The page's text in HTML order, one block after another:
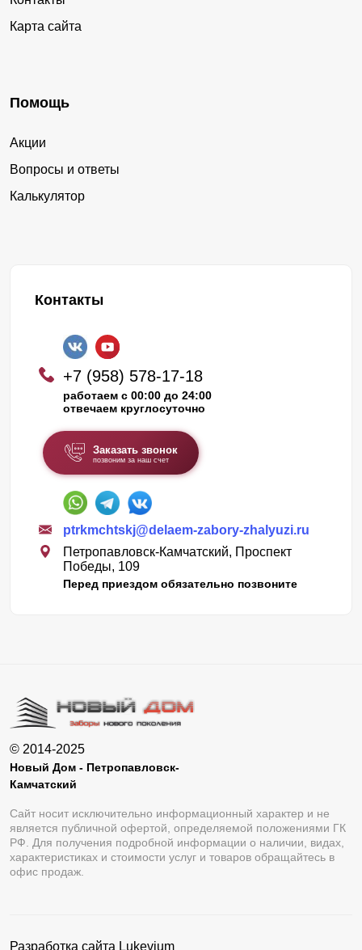
Карта сайта
Помощь
Акции
Вопросы и ответы
Калькулятор
Контакты
+7 (958) 578-17-18
работаем с 00:00 до 24:00
отвечаем круглосуточно
Заказать звонок
позвоним за наш счет
ptrkmchtskj@delaem-zabory-zhalyuzi.ru
Петропавловск-Камчатский, Проспект
Победы, 109
Перед приездом обязательно позвоните
© 2014-2025
Новый Дом - Петропавловск-
Камчатский
Сайт носит исключительно информационный характер и не
является публичной офертой, определяемой положениями ГК
РФ. Для получения подробной информации о наличии, видах,
характеристиках и стоимости услуг и товаров обращайтесь в
офис продаж.
Разработка сайта Lukevium